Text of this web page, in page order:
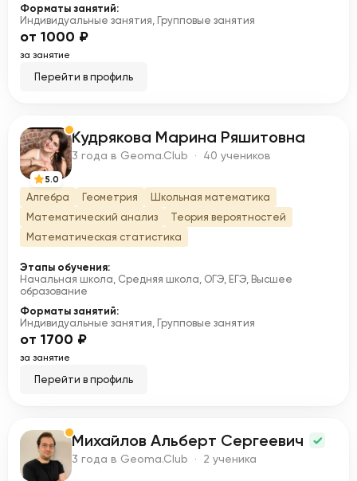
Форматы занятий:
Индивидуальные занятия, Групповые занятия
от 1000 ₽
за занятие
Перейти в профиль
К
5.0
Кудрякова Марина Ряшитовна
3 года в Geoma.Club · 40 учеников
Алгебра Геометрия
Школьная математика
Математический анализ
Теория вероятностей
Математическая статистика
Этапы обучения:
Начальная школа, Средняя школа, ОГЭ, ЕГЭ, Высшее
образование
Форматы занятий:
Индивидуальные занятия, Групповые занятия
от 1700 ₽
за занятие
Перейти в профиль
М Михайлов Альберт Сергеевич
3 года в Geoma.Club · 2 ученика